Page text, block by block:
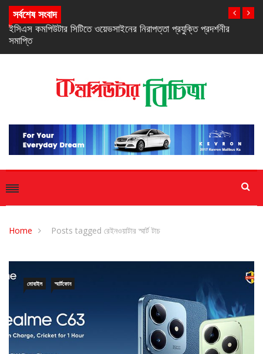
সর্বশেষ সংবাদ
নিরবচ্ছিন্ন পাওয়ার নিশ্চিতে রিয়েলমির নতুন সি-সিরিজ স্মার্টফোন
Home Posts tagged রেইনওয়াটার স্মার্ট টাচ
মোবাইল স্মার্টফোন